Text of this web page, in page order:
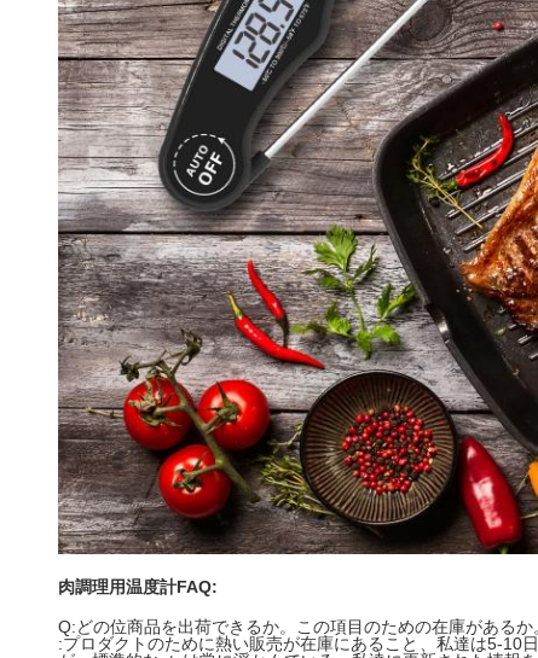
肉調理用温度計FAQ:
Q:どの位商品を出荷できるか。この項目のための在庫があるか
:プロダクトのために熱い販売が在庫にあること、私達は5-10